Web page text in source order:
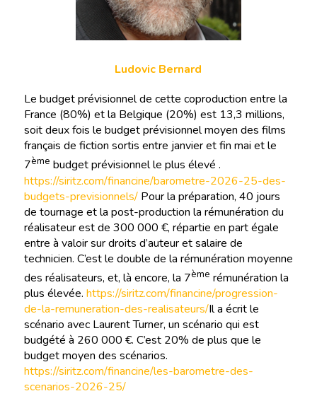
Ludovic Bernard
Le budget prévisionnel de cette coproduction entre la
France (80%) et la Belgique (20%) est 13,3 millions,
soit deux fois le budget prévisionnel moyen des films
français de fiction sortis entre janvier et fin mai et le
7ème budget prévisionnel le plus élevé .
https://siritz.com/financine/barometre-2026-25-des-
budgets-previsionnels/Pour la préparation, 40 jours
de tournage et la post-production la rémunération du
réalisateur est de 300 000 €, répartie en part égale
entre à valoir sur droits d’auteur et salaire de
technicien. C’est le double de la rémunération moyenne
des réalisateurs, et, là encore, la 7ème rémunération la
plus élevée. https://siritz.com/financine/progression-
de-la-remuneration-des-realisateurs/Il a écrit le
scénario avec Laurent Turner, un scénario qui est
budgété à 260 000 €. C’est 20% de plus que le
budget moyen des scénarios.
https://siritz.com/financine/les-barometre-des-
scenarios-2026-25/